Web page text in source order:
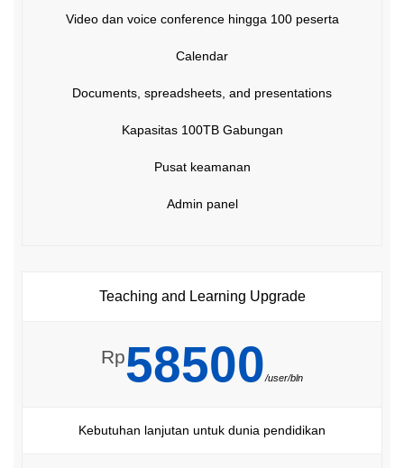
Video dan voice conference hingga 100 peserta
Calendar
Documents, spreadsheets, and presentations
Kapasitas 100TB Gabungan
Pusat keamanan
Admin panel
Teaching and Learning Upgrade
Rp58500/user/bln
Kebutuhan lanjutan untuk dunia pendidikan